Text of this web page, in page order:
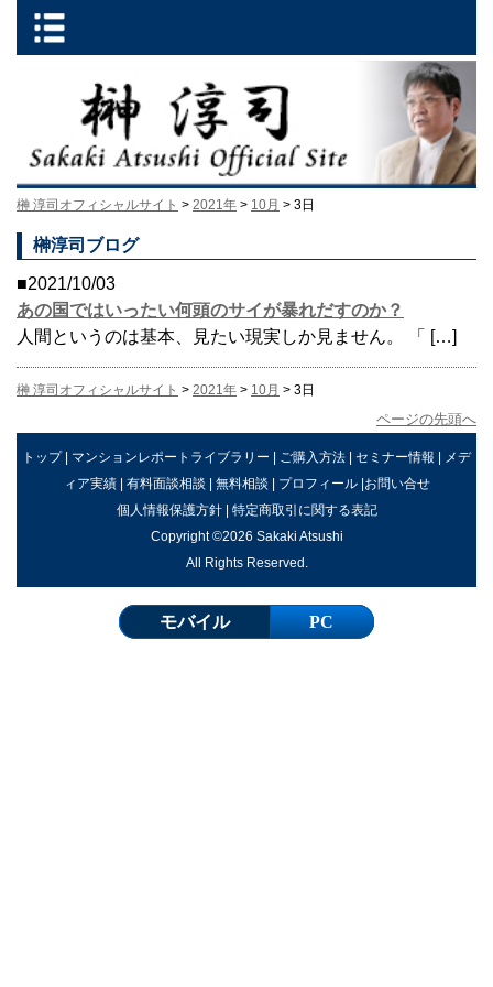
榊 淳司オフィシャルサイト > 2021年 > 10月 > 3日
榊淳司ブログ
■2021/10/03
あの国ではいったい何頭のサイが暴れだすのか？
人間というのは基本、見たい現実しか見ません。 「 […]
榊 淳司オフィシャルサイト > 2021年 > 10月 > 3日
ページの先頭へ
トップ| マンションレポートライブラリー | ご購入方法 | セミナー情報 | メデ
ィア実績| 有料面談相談 | 無料相談 | プロフィール|お問い合せ
個人情報保護方針| 特定商取引に関する表記
Copyright ©2026 Sakaki Atsushi
All Rights Reserved.
モバイル PC